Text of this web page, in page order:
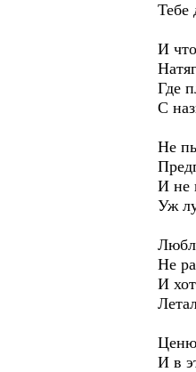
Тебе
И
Где
С
Не
И не
Уж
Не
И
Ценю
И в